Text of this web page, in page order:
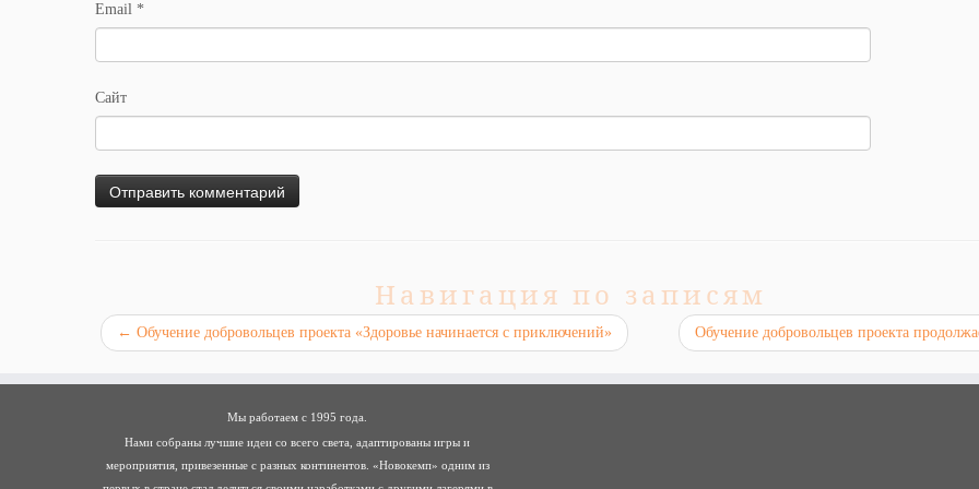
Email *
Сайт
Навигация по записям
← Обучение добровольцев проекта «Здоровье начинается с приключений» Обучение добровольцев проекта
Мы работаем с 1995 года.
Нами собраны лучшие идеи со всего света, адаптированы игры и
мероприятия, привезенные с разных континентов. «Новокемп» одним из